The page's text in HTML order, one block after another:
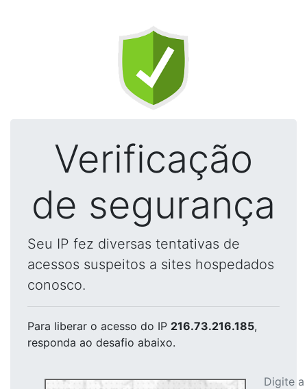
Verificação
de segurança
Seu IP fez diversas tentativas de
acessos suspeitos a sites hospedados
conosco.
Para liberar o acesso do IP 216.73.216.185,
responda ao desafio abaixo.
Digite